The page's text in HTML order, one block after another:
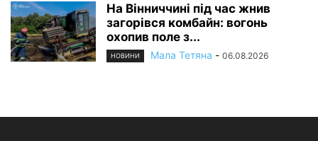
На Вінниччині під час жнив
загорівся комбайн: вогонь
охопив поле з...
НОВИНИ Мала Тетяна - 06.08.2026